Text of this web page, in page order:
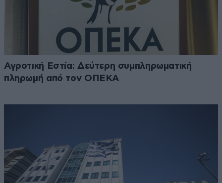
Αγροτική Εστία: Δεύτερη συμπληρωματική
πληρωμή από τον ΟΠΕΚΑ